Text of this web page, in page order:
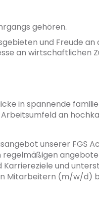
gehören.
und Freude
an wirtschaftlichen
in spannende
an
unserer FGS
und
Mitarbeitern (m/w/d)